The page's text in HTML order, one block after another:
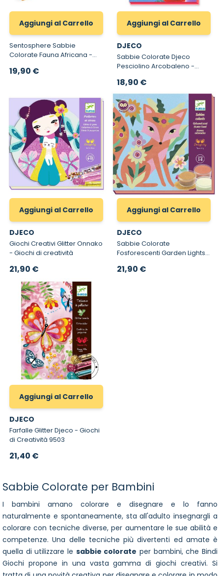
Aggiungi al Carrello
Sentosphere Sabbie
Colorate Fauna Africana -
Sabbia Sablimage Fauna
19,90 €
Aggiungi al Carrello
DJECO
Sabbie Colorate Djeco
Pesciolino Arcobaleno -
18,90 €
Aggiungi al Carrello
DJECO
Giochi Creativi Glitter Onnako
- Giochi di creatività
21,90 €
Aggiungi al Carrello
DJECO
Sabbie Colorate
Fosforescenti Garden Lights -
8680
21,90 €
Aggiungi al Carrello
DJECO
Farfalle Glitter Djeco - Giochi
di Creatività 9503
21,40 €
Sabbie Colorate per Bambini
I bambini amano colorare e disegnare e lo fanno
naturalmente e spontaneamente, sta all'adulto insegnargli a
colorare con tecniche diverse, per aumentare le sue abilità e
competenze. Una delle tecniche più divertenti ed amate è
quella di utilizzare le sabbie colorate per bambini, che Bindi
Giochi propone in una vasta gamma di giochi creativi. Si